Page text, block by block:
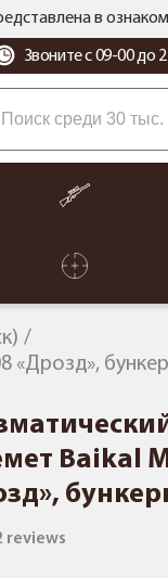
в
Звоните с 09-00 до
«Дрозд»,
Baikal
reviews